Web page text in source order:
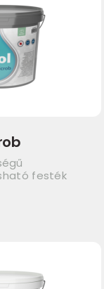
festék